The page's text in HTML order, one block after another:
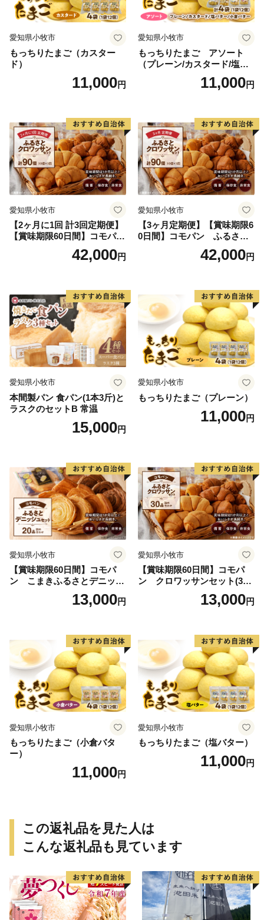
愛知県小牧市
もっちりたまご（カスター
ド）
11,000円
愛知県小牧市
もっちりたまご アソート
（プレーン/カスタード/塩バ
ター/小倉バター）11,000円
愛知県小牧市
【2ヶ月に1回 計3回定期便】
【賞味期限60日間】コモパ
ン ふるさとクロワッサンセ
ット（計90個）／災害用備蓄
42,000円
愛知県小牧市
【3ヶ月定期便】【賞味期限6
0日間】コモパン ふるさと
クロワッサンセット（計90
個）／災害用備蓄 保存食 非
42,000円
愛知県小牧市
本間製パン 食パン(1本3斤)と
ラスクのセットB 常温
15,000円
愛知県小牧市
もっちりたまご（プレーン）
11,000円
愛知県小牧市
【賞味期限60日間】コモパ
ン こまきふるさとデニッシ
ュセット（20個入り）／災害
用備蓄 保存食 非常食 防災グ
13,000円
愛知県小牧市
【賞味期限60日間】コモパ
ン クロワッサンセット(30
個入り)／災害用備蓄 保存食
非常食 防災グッズにも
13,000円
愛知県小牧市
もっちりたまご（小倉バタ
ー）
11,000円
愛知県小牧市
もっちりたまご（塩バター）
11,000円
この返礼品を見た人は
こんな返礼品も見ています